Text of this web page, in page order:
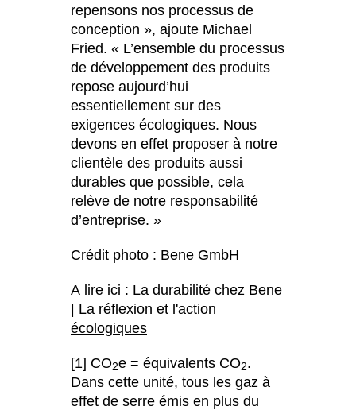
repensons nos processus de
conception », ajoute Michael
Fried. « L’ensemble du processus
de développement des produits
repose aujourd’hui
essentiellement sur des
exigences écologiques. Nous
devons en effet proposer à notre
clientèle des produits aussi
durables que possible, cela
relève de notre responsabilité
d’entreprise. »
Crédit photo : Bene GmbH
A lire ici : La durabilité chez Bene
| La réflexion et l'action
écologiques
[1] CO2e = équivalents CO2.
Dans cette unité, tous les gaz à
effet de serre émis en plus du